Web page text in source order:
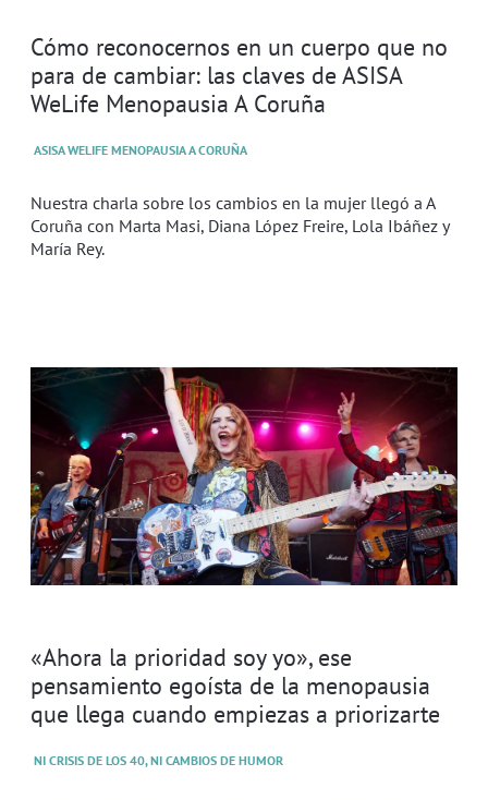
Cómo reconocernos en un cuerpo que no
para de cambiar: las claves de ASISA
WeLife Menopausia A Coruña
ASISA WELIFE MENOPAUSIA A CORUÑA
Nuestra charla sobre los cambios en la mujer llegó a A
Coruña con Marta Masi, Diana López Freire, Lola Ibáñez y
María Rey.
«Ahora la prioridad soy yo», ese
pensamiento egoísta de la menopausia
que llega cuando empiezas a priorizarte
NI CRISIS DE LOS 40, NI CAMBIOS DE HUMOR